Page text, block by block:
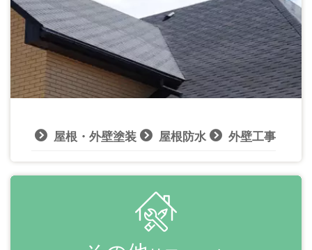
屋根・外壁塗装 屋根防水 外壁工事